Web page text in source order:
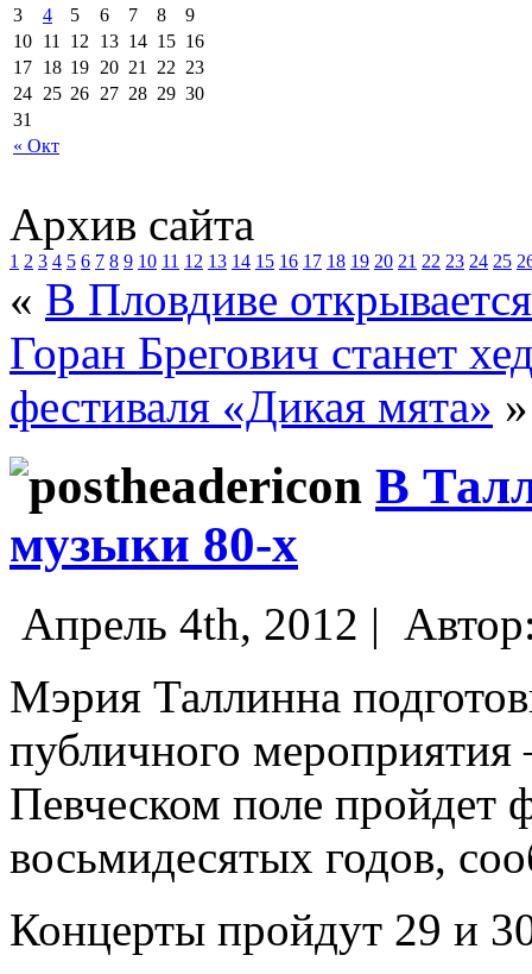
« Окт
3
4 5 6 7 8
9
10 11 12 13 14 15 16
17 18 19 20 21 22 23
24 25 26 27 28 29 30
31
Архив сайта
1 2 3 4 5 6 7 8 9 10 11 12 13 14 15 16 17 18 19 20 21 22 23 24 25
« В Пловдиве
Горан Брегович станет
фестиваля «Дикая мята» »
В
музыки 80-х
Апрель 4th, 2012 |
Мэрия Таллинна
публичного
Певческом поле пройдет
восьмидесятых годов,
Концерты пройдут 29 и